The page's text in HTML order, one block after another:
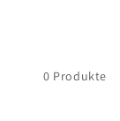
0 Produkte